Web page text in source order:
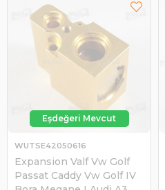
Expansion Valf Vw Golf
Passat Caddy Vw Golf IV
WUTSE42050616